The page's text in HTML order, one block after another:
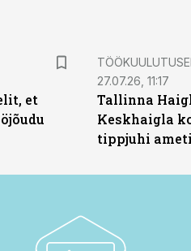
et
ST
27.07.26, 11:17
Tallinna
Keskhaigla
tippjuhi